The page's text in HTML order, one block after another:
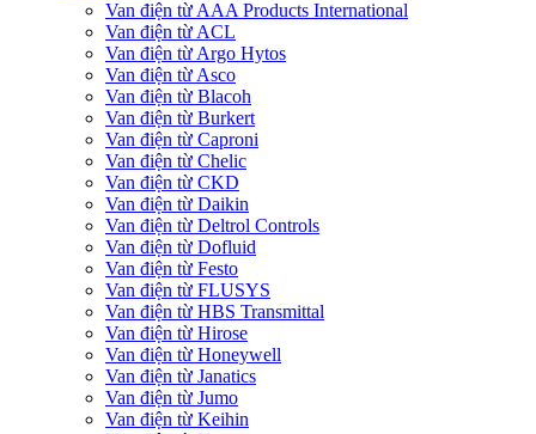
Van điện từ AAA Products International
Van điện từ ACL
Van điện từ Argo Hytos
Van điện từ Asco
Van điện từ Blacoh
Van điện từ Burkert
Van điện từ Caproni
Van điện từ Chelic
Van điện từ CKD
Van điện từ Daikin
Van điện từ Deltrol Controls
Van điện từ Dofluid
Van điện từ Festo
Van điện từ FLUSYS
Van điện từ HBS Transmittal
Van điện từ Hirose
Van điện từ Honeywell
Van điện từ Janatics
Van điện từ Jumo
Van điện từ Keihin